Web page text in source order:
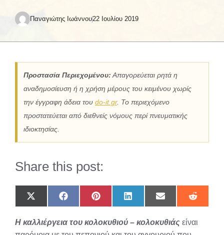
Παναγιώτης Ιωάννου22 Ιουλίου 2019
Προστασία Περιεχομένου: Απαγορεύεται ρητά η
αναδημοσίευση ή η χρήση μέρους του κειμένου χωρίς
την έγγραφη άδεια του do-it.gr. Το περιεχόμενο
προστατεύεται από διεθνείς νόμους περί πνευματικής
ιδιοκτησίας.
Share this post:
Share
on
(Twitter)
Share
on
Share
on
Share
on
Share
on
Share
on
Η καλλιέργεια του κολοκυθιού – κολοκυθιάς είναι